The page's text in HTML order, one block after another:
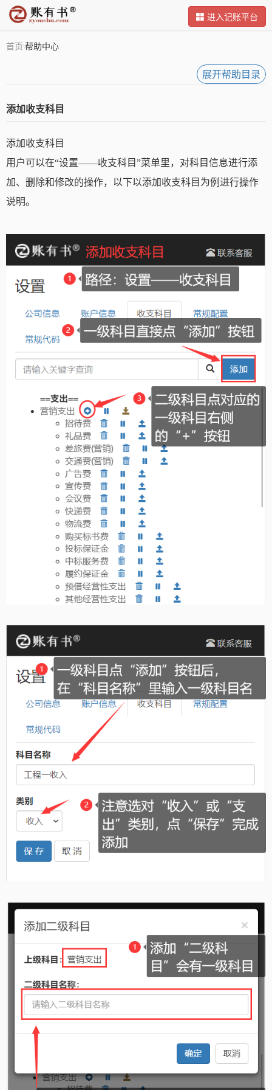
进入记账平台
首页\帮助中心
展开帮助目录
添加收支科目
添加收支科目
用户可以在“设置——收支科目”菜单里，对科目信息进行添
加、删除和修改的操作，以下以添加收支科目为例进行操作
说明。